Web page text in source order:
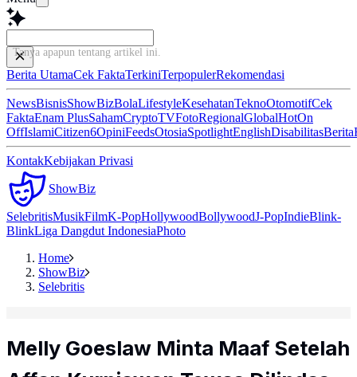
Tanya apapun tentang artikel in
Berita UtamaCek FaktaTerkiniTerpopulerRekomendasi
NewsBisnisShowBizBolaLifestyleKesehatanTeknoOtomotifCek
FaktaEnam PlusSahamCryptoTVFotoRegionalGlobalHotOn
OffIslamiCitizen6OpiniFeedsOtosiaSpotlightEnglishDisabilitasBerita
KontakKebijakan Privasi
ShowBiz
SelebritisMusikFilmK-PopHollywoodBollywoodJ-PopIndieBlink-
BlinkLiga Dangdut IndonesiaPhoto
Home
ShowBiz
Selebritis
Melly Goeslaw Minta Maaf Setelah